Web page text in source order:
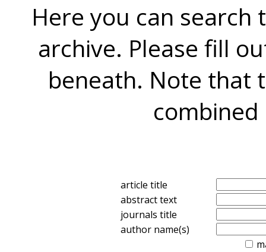
Here you can search
archive. Please fill
beneath. Note that
combined
article title
abstract text
journals title
author name(s)